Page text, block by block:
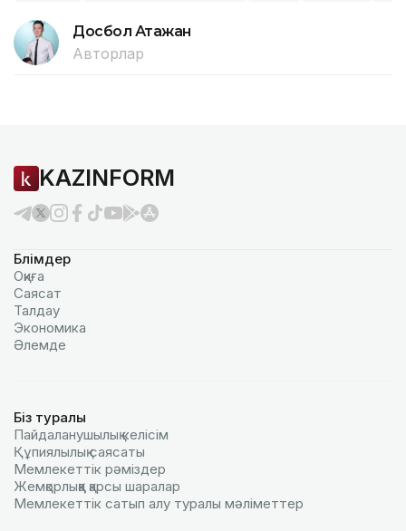
Досбол Атажан
Авторлар
KAZINFORM
Бөлімдер
Оқиға
Саясат
Талдау
Экономика
Әлемде
Біз туралы
Пайдаланушылық келiciм
Құпиялылық саясаты
Мемлекеттік рәміздер
Жемқорлыққа қарсы шаралар
Мемлекеттік сатып алу туралы мәлiметтер